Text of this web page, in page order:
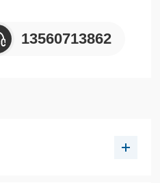
13560713862